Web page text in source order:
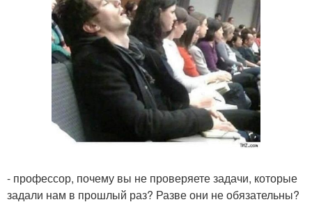
- профессор, почему вы не проверяете задачи, которые
задали нам в прошлый раз? Разве они не обязательны?